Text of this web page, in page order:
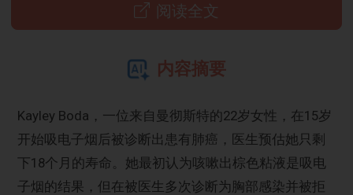
阅读全文
内容摘要
Kayley Boda，一位来自曼彻斯特的22岁女性，在15岁
开始吸电子烟后被诊断出患有肺癌，医生预估她只剩
下18个月的寿命。她最初认为咳嗽出棕色粘液是吸电
子烟的结果，但在被医生多次诊断为胸部感染并被拒